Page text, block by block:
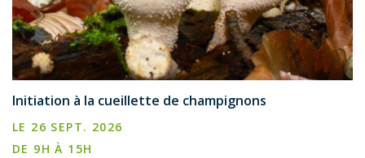
Initiation à la cueillette de champignons
LE 26 SEPT. 2026
DE 9H À 15H